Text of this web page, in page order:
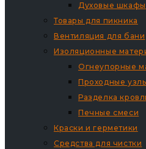
Духовые шкафы
Товары для пикника
Вентиляция для бани
Изоляционные
Огнеупорные
Проходные
Разделка
Печные смеси
Краски и герметики
Средства для чистки